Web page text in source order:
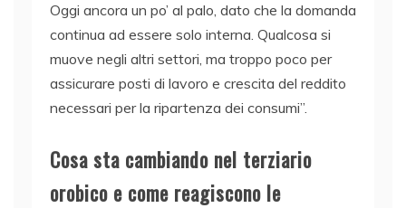
Oggi ancora un po’ al palo, dato che la domanda
continua ad essere solo interna. Qualcosa si
muove negli altri settori, ma troppo poco per
assicurare posti di lavoro e crescita del reddito
necessari per la ripartenza dei consumi”.
Cosa sta cambiando nel terziario
orobico e come reagiscono le